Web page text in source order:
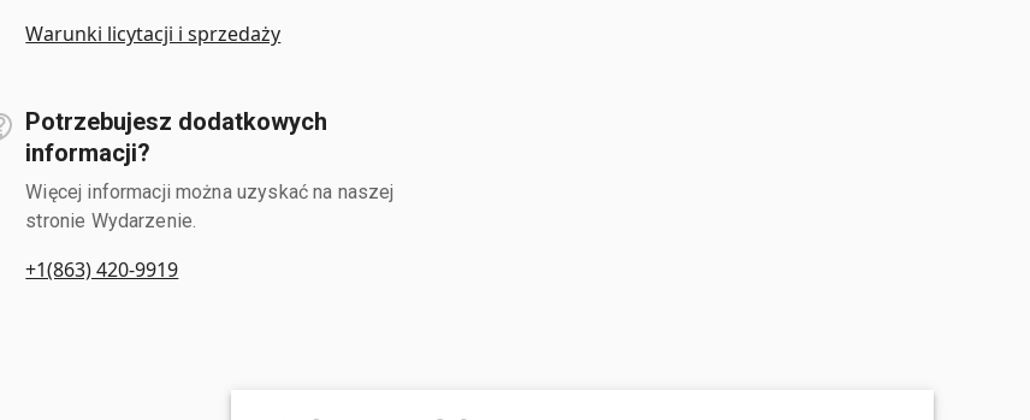
Warunki licytacji i sprzedaży
Potrzebujesz dodatkowych
informacji?
Więcej informacji można uzyskać na naszej
stronie Wydarzenie.
+1(863) 420-9919